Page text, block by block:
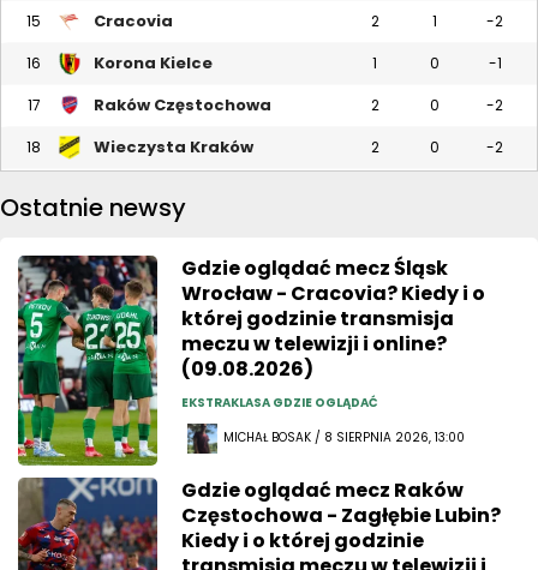
15 Cracovia 2 1 -2
16 Korona Kielce 1 0 -1
17 Raków Częstochowa 2 0 -2
18 Wieczysta Kraków 2 0 -2
Ostatnie newsy
Gdzie oglądać mecz Śląsk
Wrocław - Cracovia? Kiedy i o
której godzinie transmisja
meczu w telewizji i online?
(09.08.2026)
EKSTRAKLASA GDZIE OGLĄDAĆ
MICHAŁ BOSAK / 8 SIERPNIA 2026, 13:00
Gdzie oglądać mecz Raków
Częstochowa - Zagłębie Lubin?
Kiedy i o której godzinie